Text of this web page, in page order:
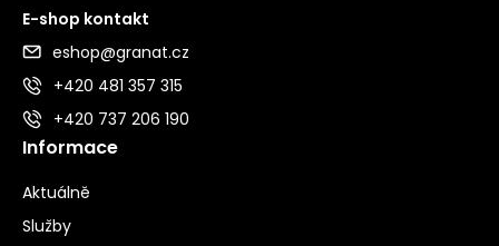
E-shop kontakt
eshop@granat.cz
+420 481 357 315
+420 737 206 190
Informace
Aktuálně
Služby